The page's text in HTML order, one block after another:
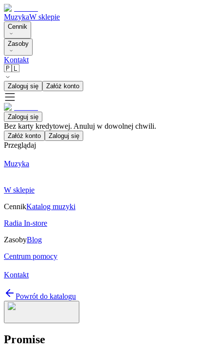
MuzykaW sklepie
Cennik
Zasoby
Kontakt
🇵🇱
Zaloguj się Załóż konto
Zaloguj się
Bez karty kredytowej. Anuluj w dowolnej chwili.
Załóż konto Zaloguj się
Przeglądaj
Muzyka
W sklepie
CennikKatalog muzyki
Radia In-store
ZasobyBlog
Centrum pomocy
Kontakt
Powrót do katalogu
Promise